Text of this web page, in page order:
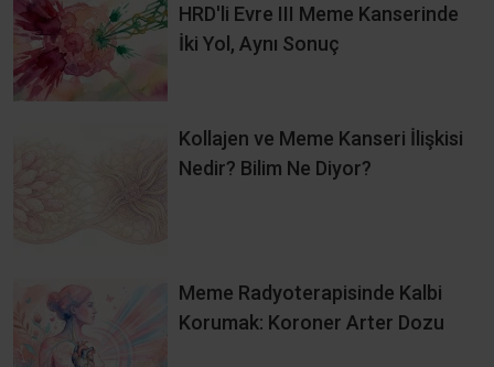
HRD'li Evre III Meme Kanserinde
İki Yol, Aynı Sonuç
Kollajen ve Meme Kanseri İlişkisi
Nedir? Bilim Ne Diyor?
Meme Radyoterapisinde Kalbi
Korumak: Koroner Arter Dozu